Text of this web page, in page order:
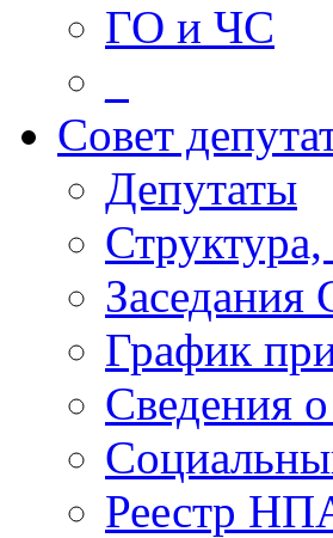
ГО и ЧС
Совет
Депутаты
Заседания
График
Сведения
Реестр